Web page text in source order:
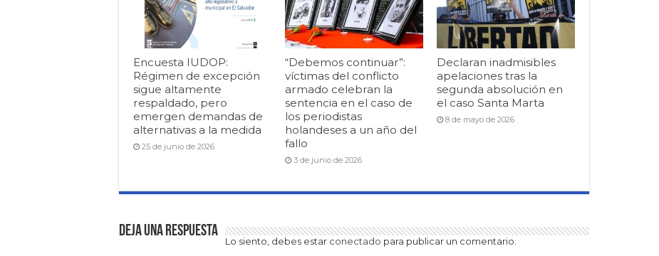
Encuesta IUDOP:
Régimen de excepción
sigue altamente
respaldado, pero
emergen demandas de
alternativas a la medida
25 de junio de 2026
“Debemos continuar”:
víctimas del conflicto
armado celebran la
sentencia en el caso de
los periodistas
holandeses a un año del
fallo
3 de junio de 2026
Declaran inadmisibles
apelaciones tras la
segunda absolución en
el caso Santa Marta
8 de mayo de 2026
Deja una respuesta
Lo siento, debes estar conectado para publicar un comentario.